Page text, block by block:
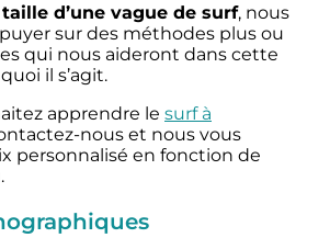
d’une vague de surf, nous
sur des méthodes plus ou
qui nous aideront dans cette
il s’agit.
apprendre le surf à
nous et nous vous
personnalisé en fonction de